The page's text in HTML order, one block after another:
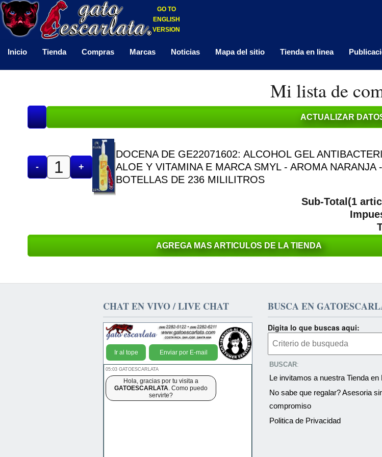
GO TO
ENGLISH
VERSION
Inicio Tienda Compras Marcas Noticias Mapa del sitio Tienda en linea
Mi lista de
- +
DOCENA DE GE22071602: ALCOHOL GEL
ALOE Y VITAMINA E MARCA SMYL - AROMA NARANJA
BOTELLAS DE 236 MILILITROS
Sub-Total(1
AGREGA MAS ARTICULOS DE LA TIENDA
CHAT EN VIVO / LIVE CHAT
Ir al tope Enviar por E-mail
05:03 GATOESCARLATA
Hola, gracias por tu visita a
GATOESCARLATA. Como puedo
servirte?
BUSCA EN
Digita lo que buscas aqui:
BUSCAR:
Le invitamos a nuestra Tienda en
No sabe que regalar? Asesoria
compromiso
Politica de Privacidad